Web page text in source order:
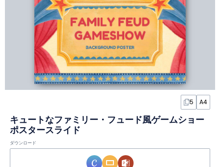
5 A4
キュートなファミリー・フュード風ゲームショー
ポスタースライド
ダウンロード